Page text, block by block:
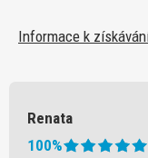
Informace k
Renata
100%